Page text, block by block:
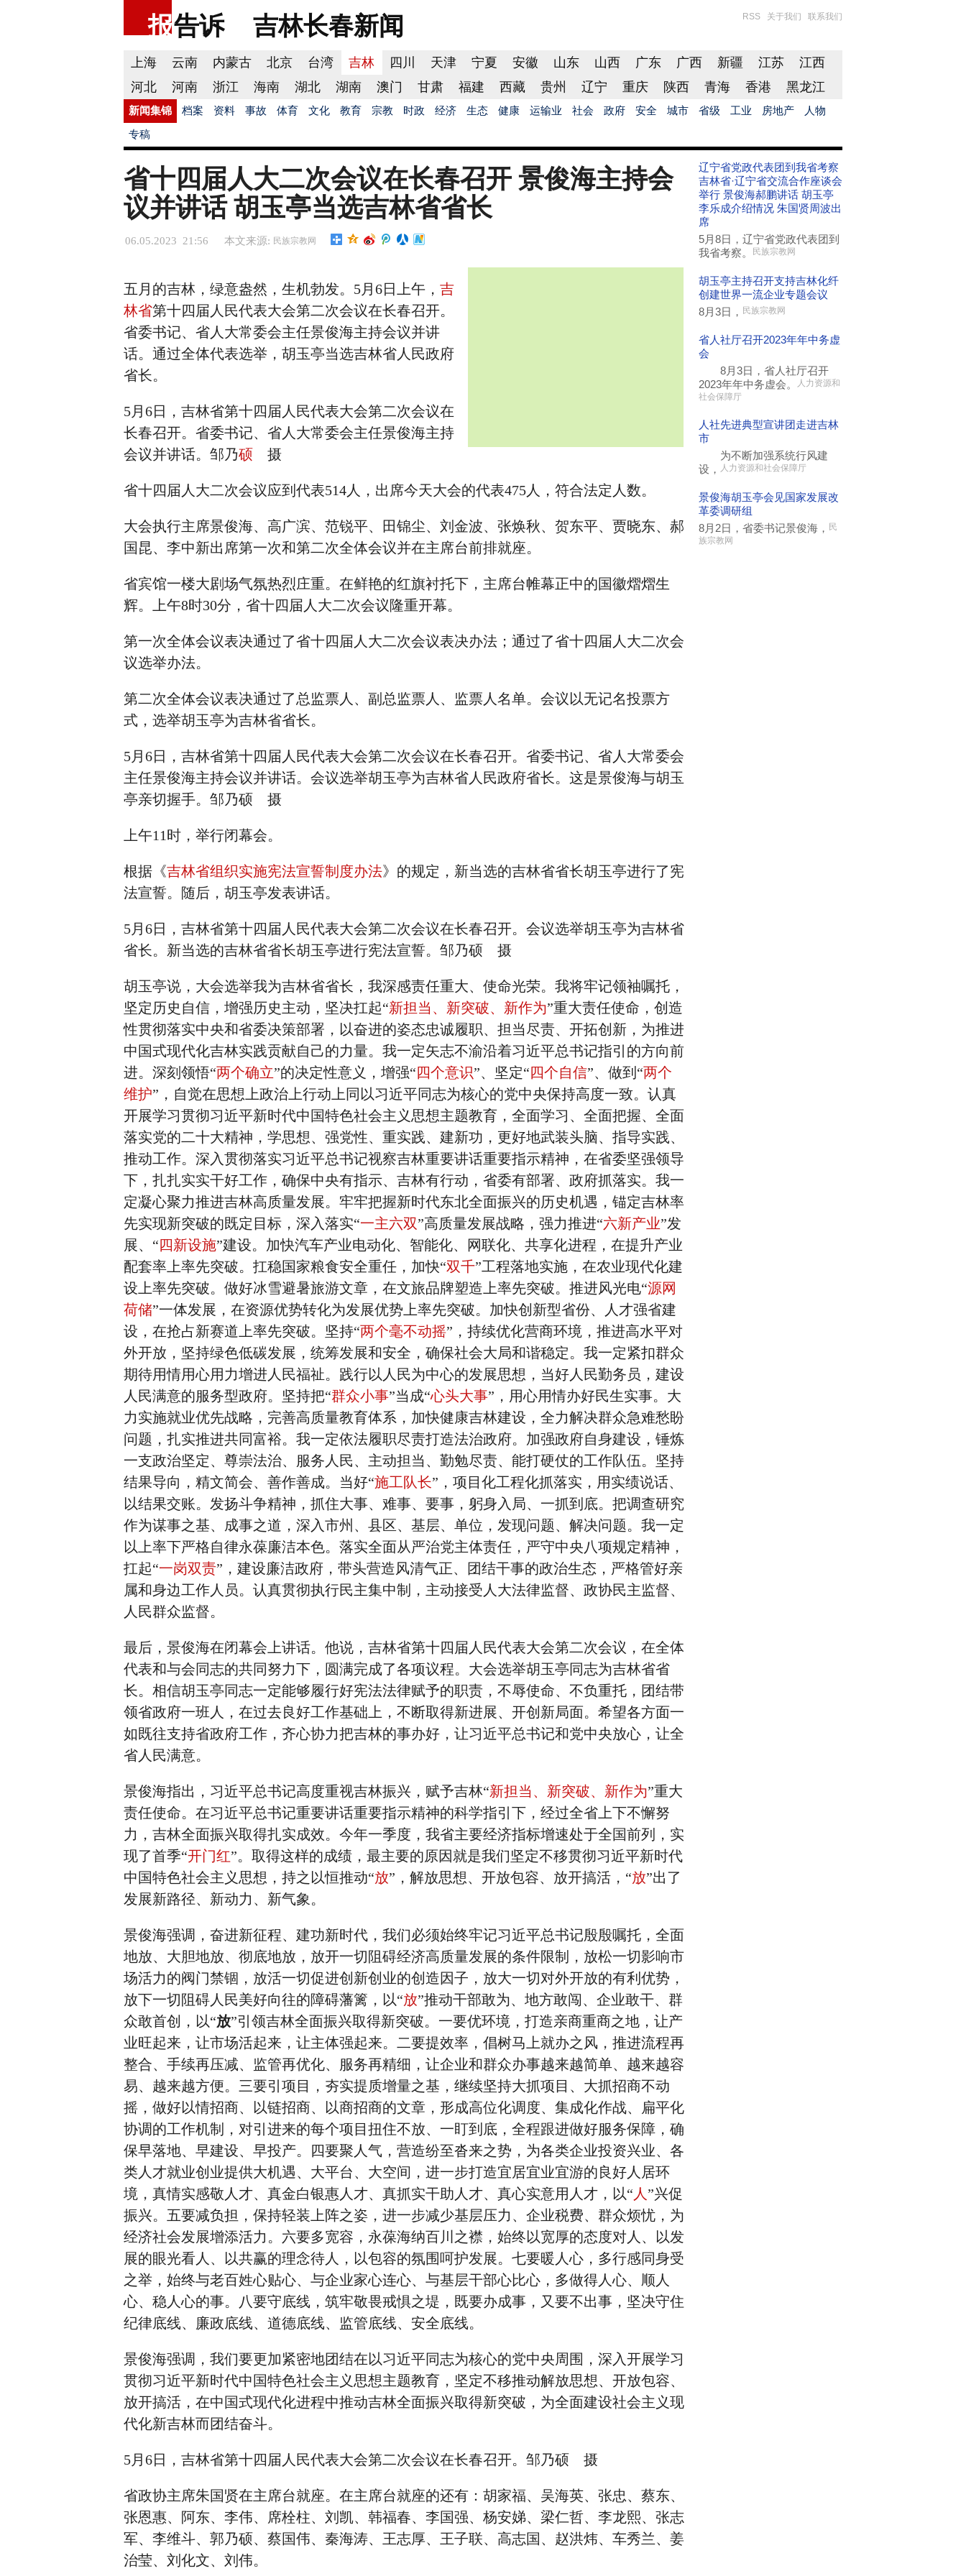
报告诉 吉林长春新闻 RSS 关于我们 联系我们
上海 云南 内蒙古 北京 台湾 吉林 四川 天津 宁夏 安徽 山东 山西 广东 广西 新疆 江苏
江西
河北
河南 浙江 海南 湖北 湖南 澳门 甘肃 福建 西藏 贵州 辽宁 重庆 陕西 青海 香港 黑龙江
新闻集锦 档案 资料 事故 体育 文化 教育 宗教 时政 经济 生态 健康 运输业 社会 政府 安全 城市 省级 工业 房地产 人物
专稿
省十四届人大二次会议在长春召开 景俊海主持会
议并讲话 胡玉亭当选吉林省省长
06.05.2023 21:56 本文来源: 民族宗教网
五月的吉林，绿意盎然，生机勃发。5月6日上午， 吉
林省第十四届人民代表大会第二次会议在长春召开。
省委书记、省人大常委会主任景俊海主持会议并讲
话。通过全体代表选举，胡玉亭当选吉林省人民政府
省长。
5月6日，吉林省第十四届人民代表大会第二次会议在
长春召开。省委书记、省人大常委会主任景俊海主持
会议并讲话。邹乃硕 摄
省十四届人大二次会议应到代表514人，出席今天大会的代表475人，符合法定人数。
大会执行主席景俊海、高广滨、范锐平、田锦尘、刘金波、张焕秋、贺东平、贾晓东、郝
国昆、李中新出席第一次和第二次全体会议并在主席台前排就座。
省宾馆一楼大剧场气氛热烈庄重。在鲜艳的红旗衬托下，主席台帷幕正中的国徽熠熠生
辉。上午8时30分，省十四届人大二次会议隆重开幕。
第一次全体会议表决通过了省十四届人大二次会议表决办法；通过了省十四届人大二次会
议选举办法。
第二次全体会议表决通过了总监票人、副总监票人、监票人名单。会议以无记名投票方
式，选举胡玉亭为吉林省省长。
5月6日，吉林省第十四届人民代表大会第二次会议在长春召开。省委书记、省人大常委会
主任景俊海主持会议并讲话。会议选举胡玉亭为吉林省人民政府省长。这是景俊海与胡玉
亭亲切握手。邹乃硕 摄
上午11时，举行闭幕会。
根据《吉林省组织实施宪法宣誓制度办法》的规定，新当选的吉林省省长胡玉亭进行了宪
法宣誓。随后，胡玉亭发表讲话。
5月6日，吉林省第十四届人民代表大会第二次会议在长春召开。会议选举胡玉亭为吉林省
省长。新当选的吉林省省长胡玉亭进行宪法宣誓。邹乃硕 摄
胡玉亭说，大会选举我为吉林省省长，我深感责任重大、使命光荣。我将牢记领袖嘱托，
坚定历史自信，增强历史主动，坚决扛起“新担当、新突破、新作为”重大责任使命，创造
性贯彻落实中央和省委决策部署，以奋进的姿态忠诚履职、担当尽责、开拓创新，为推进
中国式现代化吉林实践贡献自己的力量。我一定矢志不渝沿着习近平总书记指引的方向前
进。深刻领悟“两个确立”的决定性意义，增强“四个意识”、坚定“四个自信”、做到“两个
维护”，自觉在思想上政治上行动上同以习近平同志为核心的党中央保持高度一致。认真
开展学习贯彻习近平新时代中国特色社会主义思想主题教育，全面学习、全面把握、全面
落实党的二十大精神，学思想、强党性、重实践、建新功，更好地武装头脑、指导实践、
推动工作。深入贯彻落实习近平总书记视察吉林重要讲话重要指示精神，在省委坚强领导
下，扎扎实实干好工作，确保中央有指示、吉林有行动，省委有部署、政府抓落实。我一
定凝心聚力推进吉林高质量发展。牢牢把握新时代东北全面振兴的历史机遇，锚定吉林率
先实现新突破的既定目标，深入落实“一主六双”高质量发展战略，强力推进“六新产业”发
展、“四新设施”建设。加快汽车产业电动化、智能化、网联化、共享化进程，在提升产业
配套率上率先突破。扛稳国家粮食安全重任，加快“双千”工程落地实施，在农业现代化建
设上率先突破。做好冰雪避暑旅游文章，在文旅品牌塑造上率先突破。推进风光电“源网
荷储”一体发展，在资源优势转化为发展优势上率先突破。加快创新型省份、人才强省建
设，在抢占新赛道上率先突破。坚持“两个毫不动摇”，持续优化营商环境，推进高水平对
外开放，坚持绿色低碳发展，统筹发展和安全，确保社会大局和谐稳定。我一定紧扣群众
期待用情用心用力增进人民福祉。践行以人民为中心的发展思想，当好人民勤务员，建设
人民满意的服务型政府。坚持把“群众小事”当成“心头大事”，用心用情办好民生实事。大
力实施就业优先战略，完善高质量教育体系，加快健康吉林建设，全力解决群众急难愁盼
问题，扎实推进共同富裕。我一定依法履职尽责打造法治政府。加强政府自身建设，锤炼
一支政治坚定、尊崇法治、服务人民、主动担当、勤勉尽责、能打硬仗的工作队伍。坚持
结果导向，精文简会、善作善成。当好“施工队长”，项目化工程化抓落实，用实绩说话、
以结果交账。发扬斗争精神，抓住大事、难事、要事，躬身入局、一抓到底。把调查研究
作为谋事之基、成事之道，深入市州、县区、基层、单位，发现问题、解决问题。我一定
以上率下严格自律永葆廉洁本色。落实全面从严治党主体责任，严守中央八项规定精神，
扛起“一岗双责”，建设廉洁政府，带头营造风清气正、团结干事的政治生态，严格管好亲
属和身边工作人员。认真贯彻执行民主集中制，主动接受人大法律监督、政协民主监督、
人民群众监督。
最后，景俊海在闭幕会上讲话。他说，吉林省第十四届人民代表大会第二次会议，在全体
代表和与会同志的共同努力下，圆满完成了各项议程。大会选举胡玉亭同志为吉林省省
长。相信胡玉亭同志一定能够履行好宪法法律赋予的职责，不辱使命、不负重托，团结带
领省政府一班人，在过去良好工作基础上，不断取得新进展、开创新局面。希望各方面一
如既往支持省政府工作，齐心协力把吉林的事办好，让习近平总书记和党中央放心，让全
省人民满意。
景俊海指出，习近平总书记高度重视吉林振兴，赋予吉林“新担当、新突破、新作为”重大
责任使命。在习近平总书记重要讲话重要指示精神的科学指引下，经过全省上下不懈努
力，吉林全面振兴取得扎实成效。今年一季度，我省主要经济指标增速处于全国前列，实
现了首季“开门红”。取得这样的成绩，最主要的原因就是我们坚定不移贯彻习近平新时代
中国特色社会主义思想，持之以恒推动“放”，解放思想、开放包容、放开搞活，“放”出了
发展新路径、新动力、新气象。
景俊海强调，奋进新征程、建功新时代，我们必须始终牢记习近平总书记殷殷嘱托，全面
地放、大胆地放、彻底地放，放开一切阻碍经济高质量发展的条件限制，放松一切影响市
场活力的阀门禁锢，放活一切促进创新创业的创造因子，放大一切对外开放的有利优势，
放下一切阻碍人民美好向往的障碍藩篱，以“放”推动干部敢为、地方敢闯、企业敢干、群
众敢首创，以“放”引领吉林全面振兴取得新突破。一要优环境，打造亲商重商之地，让产
业旺起来，让市场活起来，让主体强起来。二要提效率，倡树马上就办之风，推进流程再
整合、手续再压减、监管再优化、服务再精细，让企业和群众办事越来越简单、越来越容
易、越来越方便。三要引项目，夯实提质增量之基，继续坚持大抓项目、大抓招商不动
摇，做好以情招商、以链招商、以商招商的文章，形成高位化调度、集成化作战、扁平化
协调的工作机制，对引进来的每个项目扭住不放、一盯到底，全程跟进做好服务保障，确
保早落地、早建设、早投产。四要聚人气，营造纷至沓来之势，为各类企业投资兴业、各
类人才就业创业提供大机遇、大平台、大空间，进一步打造宜居宜业宜游的良好人居环
境，真情实感敬人才、真金白银惠人才、真抓实干助人才、真心实意用人才，以“ 人”兴促
振兴。五要减负担，保持轻装上阵之姿，进一步减少基层压力、企业税费、群众烦忧，为
经济社会发展增添活力。六要多宽容，永葆海纳百川之襟，始终以宽厚的态度对人、以发
展的眼光看人、以共赢的理念待人，以包容的氛围呵护发展。七要暖人心，多行感同身受
之举，始终与老百姓心贴心、与企业家心连心、与基层干部心比心，多做得人心、顺人
心、稳人心的事。八要守底线，筑牢敬畏戒惧之堤，既要办成事，又要不出事，坚决守住
纪律底线、廉政底线、道德底线、监管底线、安全底线。
景俊海强调，我们要更加紧密地团结在以习近平同志为核心的党中央周围，深入开展学习
贯彻习近平新时代中国特色社会主义思想主题教育，坚定不移推动解放思想、开放包容、
放开搞活，在中国式现代化进程中推动吉林全面振兴取得新突破，为全面建设社会主义现
代化新吉林而团结奋斗。
5月6日，吉林省第十四届人民代表大会第二次会议在长春召开。邹乃硕 摄
省政协主席朱国贤在主席台就座。在主席台就座的还有：胡家福、吴海英、张忠、蔡东、
张恩惠、阿东、李伟、席栓柱、刘凯、韩福春、李国强、杨安娣、梁仁哲、李龙熙、张志
军、李维斗、郭乃硕、蔡国伟、秦海涛、王志厚、王子联、高志国、赵洪炜、车秀兰、姜
治莹、刘化文、刘伟。
辽宁省党政代表团到我省考察
吉林省·辽宁省交流合作座谈会
举行 景俊海郝鹏讲话 胡玉亭
李乐成介绍情况 朱国贤周波出
席
5月8日，辽宁省党政代表团到
我省考察。
民族宗教网
胡玉亭主持召开支持吉林化纤
创建世界一流企业专题会议
8月3日， 民族宗教网
省人社厅召开2023年年中务虚
会
8月3日，省人社厅召开
2023年年中务虚会。
人力资源和
社会保障厅
人社先进典型宣讲团走进吉林
市
为不断加强系统行风建
设， 人力资源和社会保障厅
景俊海胡玉亭会见国家发展改
革委调研组
8月2日，省委书记景俊海， 民
族宗教网